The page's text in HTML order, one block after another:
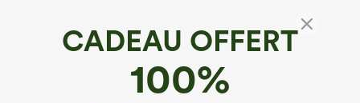
CADEAU OFFERT
100%
Jupe maxi fluide et décontractée, taille haute